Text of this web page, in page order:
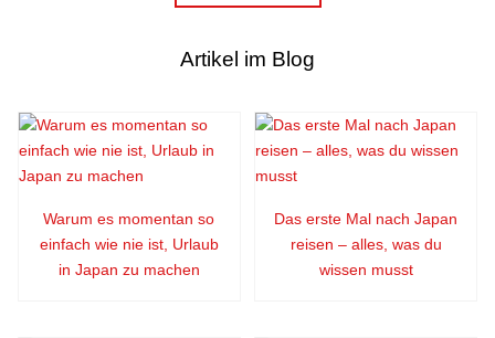
Artikel im Blog
Warum es momentan so
einfach wie nie ist, Urlaub
in Japan zu machen
Das erste Mal nach Japan
reisen – alles, was du
wissen musst